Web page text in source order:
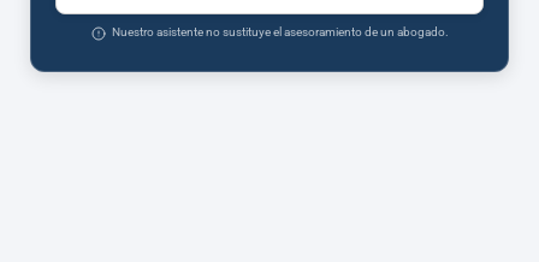
Nuestro asistente no sustituye el asesoramiento de un abogado.